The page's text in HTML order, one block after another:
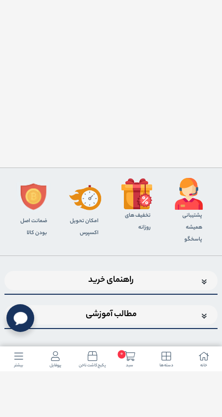
خانه دسته ها
0
سبد پکیج کاشت ناخن پروفایل بیشتر
پشتیبانی
همیشه
پاسخگو
تخفیف های
روزانه
اﻣﮑﺎن ﺗﺤﻮﯾﻞ
اﮐﺴﭙﺮس
ضمانت اصل
بودن کالا
راهنمای خرید
مطالب آموزشی